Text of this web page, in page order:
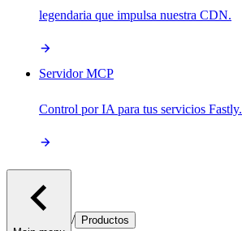
legendaria que impulsa nuestra CDN.
Servidor MCP
Control por IA para tus servicios Fastly.
/ Productos